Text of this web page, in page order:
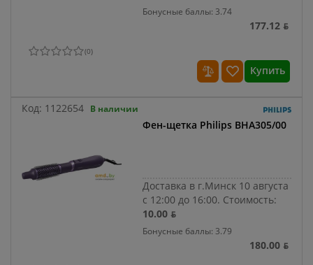
Бонусные баллы: 3.74
177.12 ƃ
(0)
Купить
Код: 1122654 В наличии
Фен-щетка Philips BHA305/00
Доставка в г.Минск 10 августа
с 12:00 до 16:00. Стоимость:
10.00 ƃ
Бонусные баллы: 3.79
180.00 ƃ